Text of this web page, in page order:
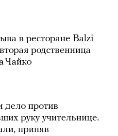
в ресторане Balzi
родственница
Чайко
дело против
руку учительнице.
приняв